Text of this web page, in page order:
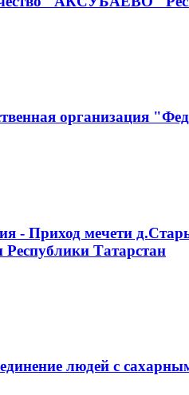
организация
- Приход мечети
Татарстан
людей с